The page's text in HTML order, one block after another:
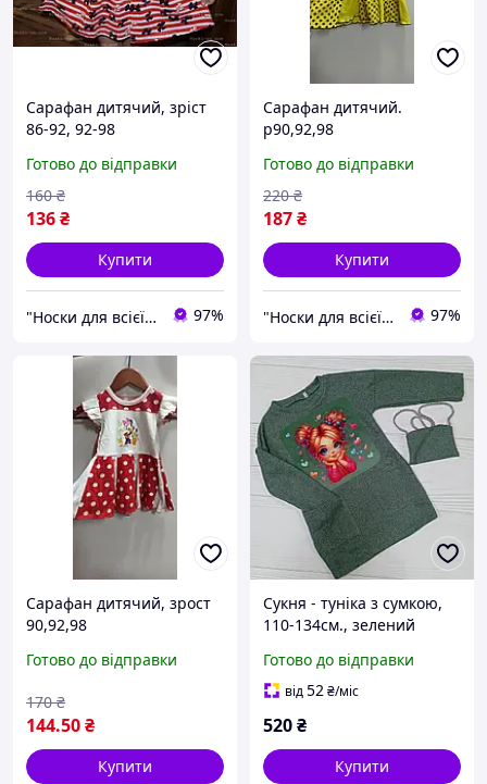
Сарафан дитячий, зріст
86-92, 92-98
Готово до відправки
136₴
160 ₴
Купити
"Носки для всієї сім'ї, одяг, взуття та інші товари" 97%
Сарафан дитячий.
р90,92,98
Готово до відправки
187₴
220 ₴
Купити
"Носки для всієї сім'ї, одяг, взуття та інші товари" 97%
Сарафан дитячий, зрост
90,92,98
Готово до відправки
144.50₴
170 ₴
Купити
Сукня - туніка з сумкою,
110-134см., зелений
Готово до відправки
від52₴/міс
520₴
Купити